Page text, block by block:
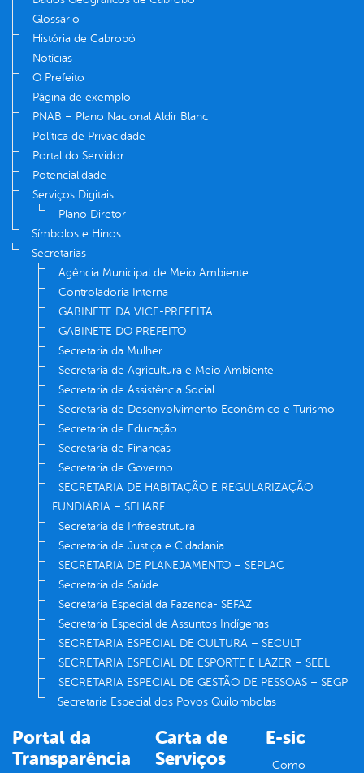
Glossário
História de Cabrobó
Notícias
O Prefeito
Página de exemplo
PNAB – Plano Nacional Aldir Blanc
Política de Privacidade
Portal do Servidor
Potencialidade
Serviços Digitais
Plano Diretor
Símbolos e Hinos
Secretarias
Agência Municipal de Meio Ambiente
Controladoria Interna
GABINETE DA VICE-PREFEITA
GABINETE DO PREFEITO
Secretaria da Mulher
Secretaria de Agricultura e Meio Ambiente
Secretaria de Assistência Social
Secretaria de Desenvolvimento Econômico e Turismo
Secretaria de Educação
Secretaria de Finanças
Secretaria de Governo
SECRETARIA DE HABITAÇÃO E REGULARIZAÇÃO
FUNDIÁRIA – SEHARF
Secretaria de Infraestrutura
Secretaria de Justiça e Cidadania
SECRETARIA DE PLANEJAMENTO – SEPLAC
Secretaria de Saúde
Secretaria Especial da Fazenda- SEFAZ
Secretaria Especial de Assuntos Indígenas
SECRETARIA ESPECIAL DE CULTURA – SECULT
SECRETARIA ESPECIAL DE ESPORTE E LAZER – SEEL
SECRETARIA ESPECIAL DE GESTÃO DE PESSOAS – SEGP
Secretaria Especial dos Povos Quilombolas
Portal da
Transparência
Carta de
Serviços
E-sic
Como